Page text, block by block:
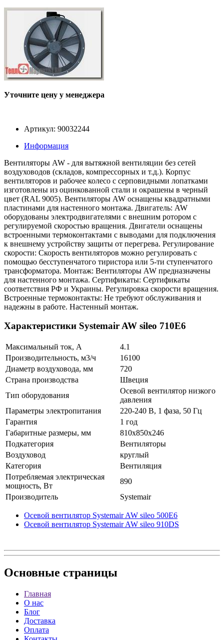
Уточните цену у менеджера
Артикул: 90032244
Информация
Вентиляторы AW - для вытяжной вентиляции без сетей
воздуховодов (складов, компрессорных и т.д.). Корпус
вентиляторов и рабочее колесо с серповидными лопатками
изготовлены из оцинкованной стали и окрашены в черный
цвет (RAL 9005). Вентиляторы AW оснащены квадратными
пластинами для настенного монтажа. Двигатель: AW
оборудованы электродвигателями с внешним ротором с
регулируемой скоростью вращения. Двигатели оснащены
встроенными термоконтактами с выводами для подключения
к внешнему устройству защиты от перегрева. Регулирование
скорости: Скорость вентиляторов можно регулировать с
помощью бесступенчатого тиристора или 5-ти ступенчатого
трансформатора. Монтаж: Вентиляторы AW предназначены
для настенного монтажа. Сертификаты: Сертификаты
соответствия РФ и Украины. Регулировка скорости вращения.
Встроенные термоконтакты: Не требуют обслуживания и
надежны в работе. Настенный монтаж.
Характеристики Systemair AW sileo 710E6
Максимальный ток, А
4.1
Производительность, м3/ч
16100
Диаметр воздуховода, мм
720
Страна производства
Швеция
Тип оборудования
Осевой вентилятор низкого
давления
Параметры электропитания
220-240 В, 1 фаза, 50 Гц
Гарантия
1 год
Габаритные размеры, мм
810x850x246
Подкатегория
Вентиляторы
Воздуховод
круглый
Категория
Вентиляция
Потребляемая электрическая
мощность, Вт
890
Производитель
Systemair
Осевой вентилятор Systemair AW sileo 500E6
Осевой вентилятор Systemair AW sileo 910DS
Основные страницы
Главная
О нас
Блог
Доставка
Оплата